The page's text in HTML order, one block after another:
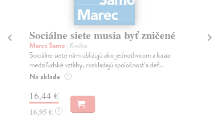
Sociálne siete musia byť zničené
Marec Samo| Kniha
Sociálne siete nám ubližujú ako jednotlivcom a kazia
medziľudské vzťahy, rozkladajú spoločnosť a def...
Na sklade ?
16,44 €
16,95 € ?